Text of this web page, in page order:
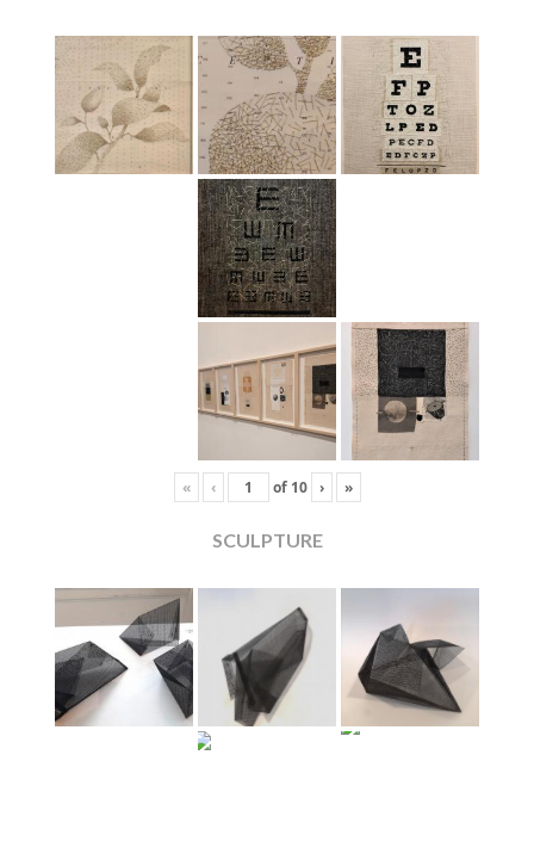
« ‹ of 10 › »
SCULPTURE